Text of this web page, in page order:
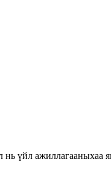
ажиллагааныхаа